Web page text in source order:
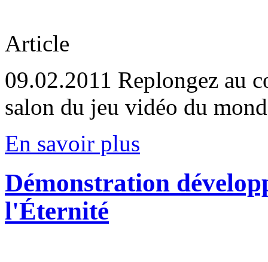
Article
09.02.2011 Replongez au
salon du jeu vidéo du
En savoir plus
Démonstration
l'Éternité